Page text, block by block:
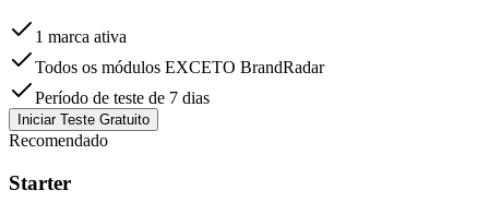
1 marca ativa
Todos os módulos EXCETO BrandRadar
Período de teste de 7 dias
Iniciar Teste Gratuito
Recomendado
Starter